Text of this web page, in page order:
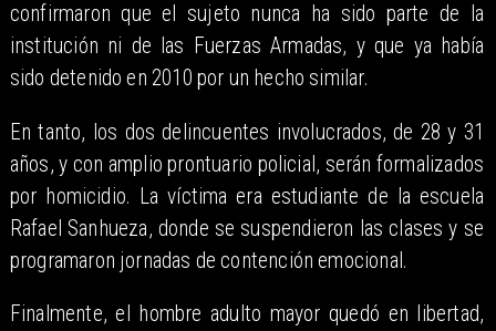
confirmaron que el sujeto nunca ha sido parte de la
institución ni de las Fuerzas Armadas, y que ya había
sido detenido en 2010 por un hecho similar.
En tanto, los dos delincuentes involucrados, de 28 y 31
años, y con amplio prontuario policial, serán formalizados
por homicidio. La víctima era estudiante de la escuela
Rafael Sanhueza, donde se suspendieron las clases y se
programaron jornadas de contención emocional.
Finalmente, el hombre adulto mayor quedó en libertad,